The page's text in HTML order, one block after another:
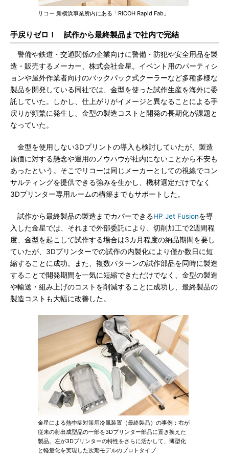
リコー 新横浜事業所内にある「RICOH Rapid Fab」
手戻りゼロ！ 試作から最終製品まで社内で完結
警備や鉄道・交通関係の企業向けに警備・防犯や安全用品を製
造・販売するメーカー、株式会社金星。イベント用のパーティシ
ョンや屋外作業者向けのバックパック式クーラーなど多種多様な
製品を開発している同社では、金型を使った試作生産を海外に委
託していた。しかし、仕上がりがイメージと異なることによる手
戻りが頻繁に発生し、金型の製造コストと開発の長期化が課題と
なっていた。
金型を使用しない3Dプリントの導入も検討していたが、製造
原価に対する懸念や運用のノウハウが社内にないことから不安も
あったという。そこでリコーは同じメーカーとしての視線でコン
サルティングを提供できる強みを生かし、機材選定だけでなく
3Dプリンター専用ルームの構築までもサポートした。
試作から最終製品の製造までカバーできるHP Jet Fusionを導
入した金星では、それまで外部委託により、切削加工で2週間程
度、金型を起こして試作する場合は3カ月程度の納品期間を要し
ていたが、3Dプリンターでの試作の内製化により僅か数日に短
縮することに成功。また、複数パターンの試作部品を同時に製造
することで開発期間を一気に短縮できただけでなく、金型の製造
や輸送・組み上げのコストを削減することに成功し、最終製品の
製造コストも大幅に改善した。
金星による熱中症対策用冷風装置（最終製品）の事例：右が
従来の射出成型品の一部を3Dプリンター部品に置き換えた
製品。左が3Dプリンターの特性をさらに活かして、薄型化
と軽量化を実現した次期モデルのプロトタイプ